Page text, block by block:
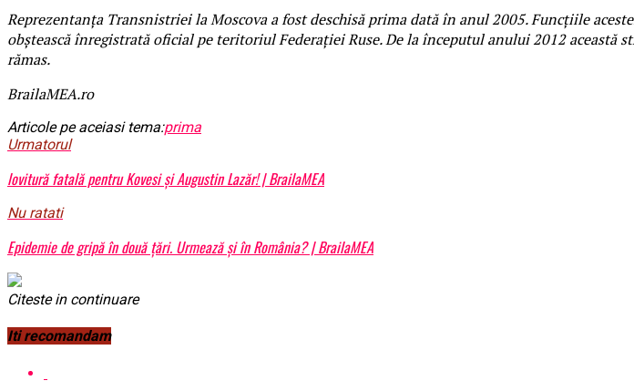
Reprezentanța Transnistriei la Moscova a fost deschisă prima dată în anul 2005. Funcțiile
obștească înregistrată oficial pe teritoriul Federației Ruse. De la începutul anului 2012
rămas.
BrailaMEA.ro
Articole pe aceiasi tema:prima
Urmatorul
lovitură fatală pentru Kovesi și Augustin Lazăr! | BrailaMEA
Nu ratati
Epidemie de gripă în două ţări. Urmează şi în România? | BrailaMEA
Citeste in continuare
Iti recomandam